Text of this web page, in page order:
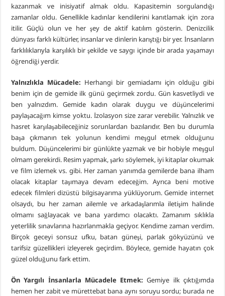
kazanmak ve inisiyatif almak oldu. Kapasitemin sorgulandığı
zamanlar oldu. Genellikle kadınlar kendilerini kanıtlamak için zora
itilir. Güçlü olun ve her şey de aktif katılım gösterin. Denizcilik
dünyası farklı kültürler, insanlar ve dinlerin karıştığı bir yer. İnsanların
farklılıklarıyla karşılıklı bir şekilde ve saygı içinde bir arada yaşamayı
öğrendiği yerdir.
Yalnızlıkla Mücadele: Herhangi bir gemiadamı için olduğu gibi
benim için de gemide ilk günü geçirmek zordu. Gün kasvetliydi ve
ben yalnızdım. Gemide kadın olarak duygu ve düşüncelerimi
paylaşacağım kimse yoktu. İzolasyon size zarar verebilir. Yalnızlık ve
hasret karşılaşabileceğiniz sorunlardan bazılarıdır. Ben bu durumla
başa çıkmanın tek yolunun kendimi meşgul etmek olduğunu
buldum. Düşüncelerimi bir günlükte yazmak ve bir hobiyle meşgul
olmam gerekirdi. Resim yapmak, şarkı söylemek, iyi kitaplar okumak
ve film izlemek vs. gibi. Her zaman yanımda gemilerde bana ilham
olacak kitaplar taşımaya devam edeceğim. Ayrıca beni motive
edecek filmleri dizüstü bilgisayarıma yüklüyorum. Gemide internet
olsaydı, bu her zaman ailemle ve arkadaşlarımla iletişim halinde
olmamı sağlayacak ve bana yardımcı olacaktı. Zamanım sıklıkla
yeterlilik sınavlarına hazırlanmakla geçiyor. Kendime zaman verdim.
Birçok geceyi sonsuz ufku, batan güneşi, parlak gökyüzünü ve
tarifsiz güzellikleri izleyerek geçirdim. Böylece, gemide hayatın çok
güzel olduğunu fark ettim.
Ön Yargılı İnsanlarla Mücadele Etmek: Gemiye ilk çıktığımda
hemen her zabit ve mürettebat bana aynı soruyu sordu; burada ne